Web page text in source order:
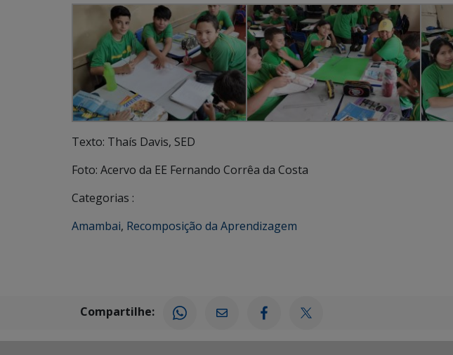
Texto: Thaís Davis, SED
Foto: Acervo da EE Fernando Corrêa da Costa
Categorias :
Amambai, Recomposição da Aprendizagem
Compartilhe: